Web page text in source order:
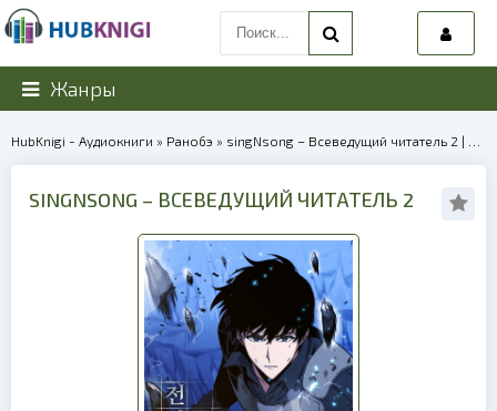
Жанры
HubKnigi - Аудиокниги » Ранобэ » singNsong – Всеведущий читатель 2 | 38596
SINGNSONG – ВСЕВЕДУЩИЙ ЧИТАТЕЛЬ 2